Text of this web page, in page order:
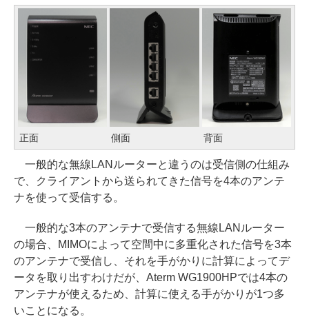
正面 側面 背面
一般的な無線LANルーターと違うのは受信側の仕組み
で、クライアントから送られてきた信号を4本のアンテ
ナを使って受信する。
一般的な3本のアンテナで受信する無線LANルーター
の場合、MIMOによって空間中に多重化された信号を3本
のアンテナで受信し、それを手がかりに計算によってデ
ータを取り出すわけだが、Aterm WG1900HPでは4本の
アンテナが使えるため、計算に使える手がかりが1つ多
いことになる。